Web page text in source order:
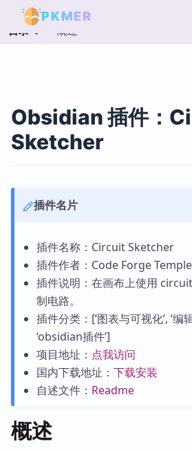
PKMER
目录 概述
Obsidian 插件：
Sketcher
插件名片
插件名称：Circuit Sketcher
插件作者：Code Forge Temple
插件说明：在画布上使用
制电路。
插件分类：[‘图表与可视化’, ‘编
‘obsidian插件’]
项目地址： 点我访问
国内下载地址： 下载安装
自述文件： Readme
概述